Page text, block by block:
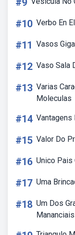
#9
#10 Verbo En
#11 Vasos
#12 Vaso Sala
#13 Varias
Moleculas
#14 Vantagens
#15 Valor Do
#16 Unico Pais
#17 Uma
#18 Um Dos
Mananciais